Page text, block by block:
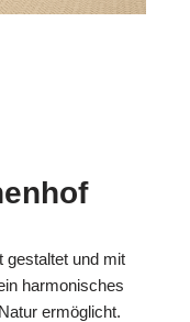
gestaltet und mit
harmonisches
ermöglicht.